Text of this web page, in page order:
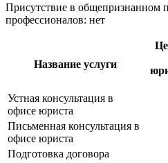
Присутствие в общепризнанном
профессионалов: нет
Название услуги
Устная консультация в
офисе юриста
Письменная консультация в
офисе юриста
Подготовка договора